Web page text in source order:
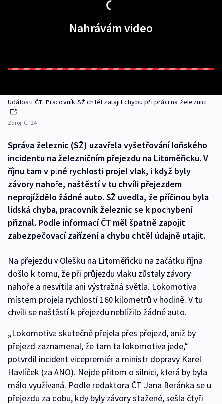
Nahrávám video
Události ČT: Pracovník SŽ chtěl zatajit chybu při práci na železnici
Zdroj: ČT24
Správa železnic (SŽ) uzavřela vyšetřování loňského
incidentu na železničním přejezdu na Litoměřicku. V
říjnu tam v plné rychlosti projel vlak, i když byly
závory nahoře, naštěstí v tu chvíli přejezdem
neprojíždělo žádné auto. SŽ uvedla, že příčinou byla
lidská chyba, pracovník železnic se k pochybení
přiznal. Podle informací ČT měl špatně zapojit
zabezpečovací zařízení a chybu chtěl údajně utajit.
Na přejezdu v Olešku na Litoměřicku na začátku října
došlo k tomu, že při průjezdu vlaku zůstaly závory
nahoře a nesvítila ani výstražná světla. Lokomotiva
místem projela rychlostí 160 kilometrů v hodině. V tu
chvíli se naštěstí k přejezdu neblížilo žádné auto.
„Lokomotiva skutečně přejela přes přejezd, aniž by
přejezd zaznamenal, že tam ta lokomotiva jede,“
potvrdil incident vicepremiér a ministr dopravy Karel
Havlíček (za ANO). Nejde přitom o silnici, která by byla
málo využívaná. Podle redaktora ČT Jana Beránka se u
přejezdu za dobu, kdy byly závory stažené, sešla čtyři